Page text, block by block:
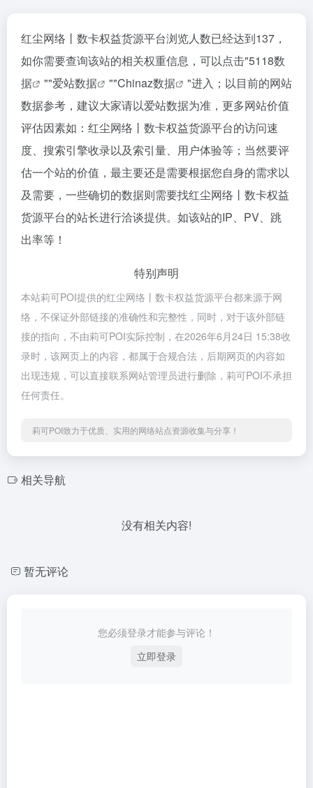
红尘网络丨数卡权益货源平台浏览人数已经达到137，
如你需要查询该站的相关权重信息，可以点击"5118数
据
""爱站数据 ""Chinaz数据
"进入；以目前的网站
数据参考，建议大家请以爱站数据为准，更多网站价值
评估因素如：红尘网络丨数卡权益货源平台的访问速
度、搜索引擎收录以及索引量、用户体验等；当然要评
估一个站的价值，最主要还是需要根据您自身的需求以
及需要，一些确切的数据则需要找红尘网络丨数卡权益
货源平台的站长进行洽谈提供。如该站的IP、PV、跳
出率等！
特别声明
本站莉可POI提供的红尘网络丨数卡权益货源平台都来源于网
络，不保证外部链接的准确性和完整性，同时，对于该外部链
接的指向，不由莉可POI实际控制，在2026年6月24日 15:38收
录时，该网页上的内容，都属于合规合法，后期网页的内容如
出现违规，可以直接联系网站管理员进行删除，莉可POI不承担
任何责任。
莉可POI致力于优质、实用的网络站点资源收集与分享！
相关导航
没有相关内容!
暂无评论
您必须登录才能参与评论！
立即登录